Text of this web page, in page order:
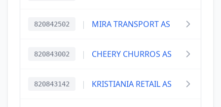
820842502 | MIRA TRANSPORT AS
820843002 | CHEERY CHURROS AS
820843142 | KRISTIANIA RETAIL AS